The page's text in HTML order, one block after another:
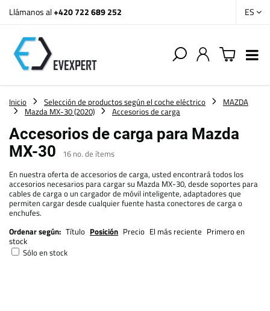
Llámanos al+420 722 689 252 ES
Inicio Selección de productos según el coche eléctrico
MAZDA
Mazda MX-30 (2020)
Accesorios de carga
Accesorios de carga para Mazda
MX-30
16 no. de ítems
En nuestra oferta de accesorios de carga, usted encontrará todos los
accesorios necesarios para cargar su Mazda MX-30, desde soportes para
cables de carga o un cargador de móvil inteligente, adaptadores que
permiten cargar desde cualquier fuente hasta conectores de carga o
enchufes.
Ordenar según: Título Posición Precio El más reciente Primero en
stock
Sólo en stock